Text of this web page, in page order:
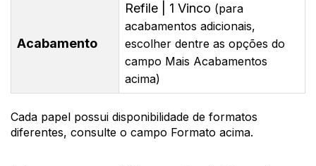
Acabamento
Refile | 1 Vinco (para
acabamentos adicionais,
escolher dentre as opções do
campo Mais Acabamentos
acima)
Cada papel possui disponibilidade de formatos
diferentes, consulte o campo Formato acima.